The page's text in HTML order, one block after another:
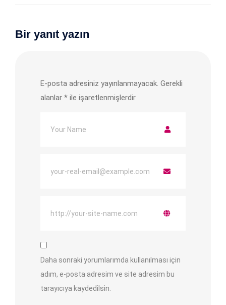
Bir yanıt yazın
E-posta adresiniz yayınlanmayacak. Gerekli
alanlar * ile işaretlenmişlerdir
Daha sonraki yorumlarımda kullanılması için
adım, e-posta adresim ve site adresim bu
tarayıcıya kaydedilsin.